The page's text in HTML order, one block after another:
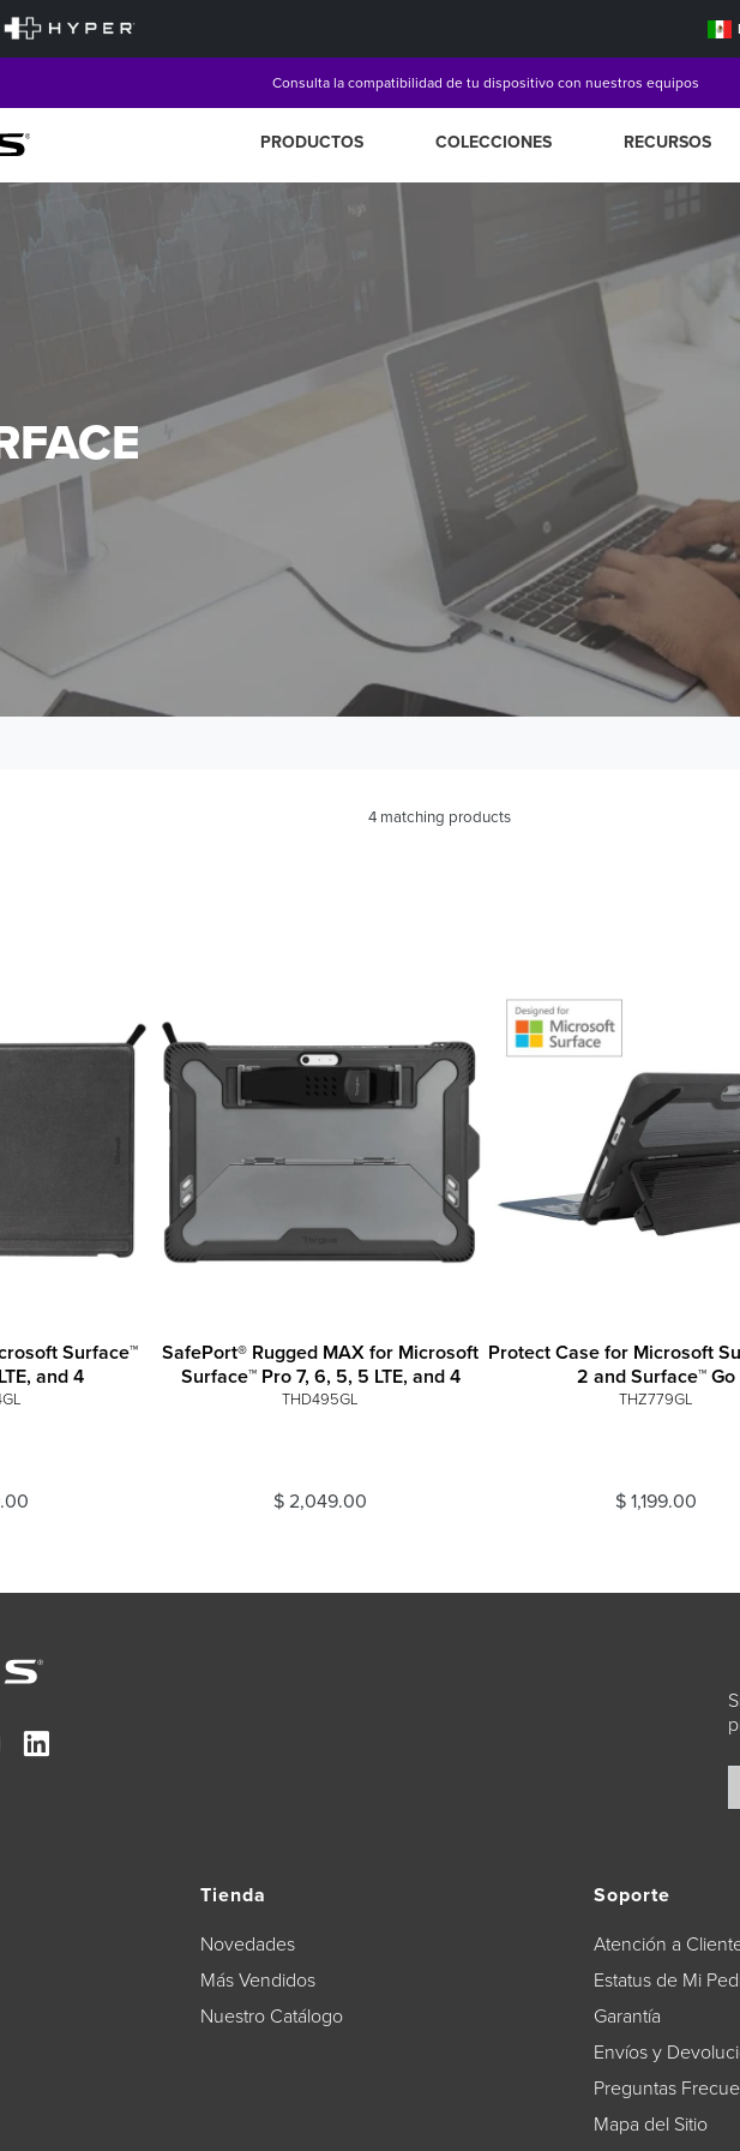
Consulta la compatibilidad de tu dispositivo con nuestros equipos
Envío Gratis a partir de $1000 MXN de compra
Garantía de por vida Targus
PRODUCTOS COLECCIONES RECURSOS
4 matching products
Surface™
and 4
SafePort® Rugged MAX for Microsoft
Surface™ Pro 7, 6, 5, 5 LTE, and 4
THD495GL
$ 2,049.00
Protect Case for Microsoft
2 and Surface™ Go
THZ779GL
$ 1,199.00
Tienda
Novedades
Más Vendidos
Nuestro Catálogo
Soporte
Atención a
Estatus de Mi
Garantía
Envíos y
Preguntas
Mapa del Sitio